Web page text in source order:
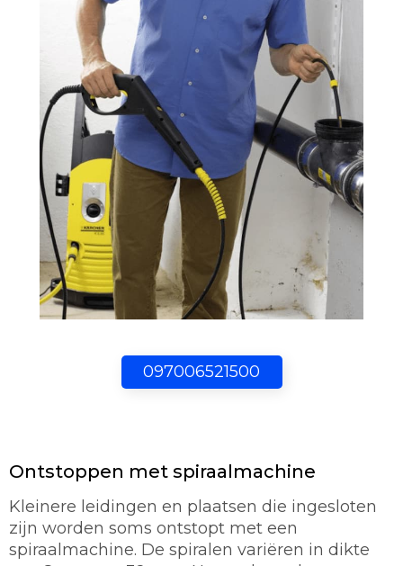
097006521500
Ontstoppen met spiraalmachine
Kleinere leidingen en plaatsen die ingesloten
zijn worden soms ontstopt met een
spiraalmachine. De spiralen variëren in dikte